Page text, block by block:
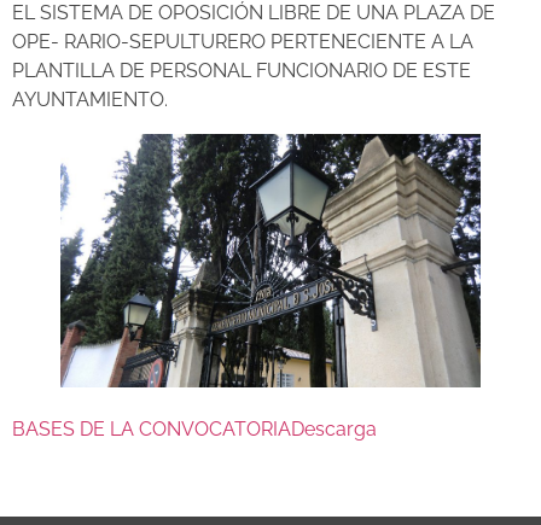
EL SISTEMA DE OPOSICIÓN LIBRE DE UNA PLAZA DE
OPE- RARIO-SEPULTURERO PERTENECIENTE A LA
PLANTILLA DE PERSONAL FUNCIONARIO DE ESTE
AYUNTAMIENTO.
BASES DE LA CONVOCATORIADescarga